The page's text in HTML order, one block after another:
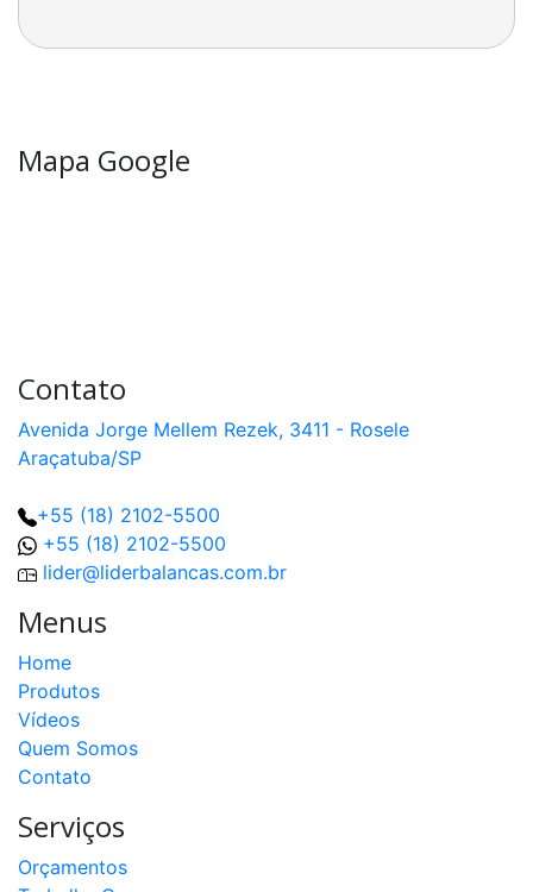
Mapa Google
Contato
Avenida Jorge Mellem Rezek, 3411 - Rosele
Araçatuba/SP
+55 (18) 2102-5500
+55 (18) 2102-5500
lider@liderbalancas.com.br
Menus
Home
Produtos
Vídeos
Quem Somos
Contato
Serviços
Orçamentos